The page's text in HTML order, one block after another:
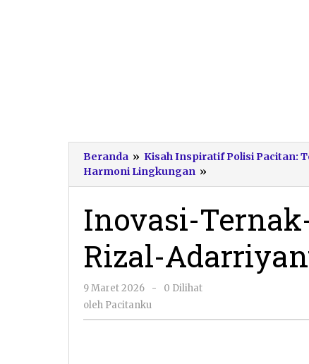
Beranda » Kisah Inspiratif Polisi Pacitan:
Harmoni Lingkungan »
Ternak-
Polisi-
Pacitan-
Adarriyanto
Inovasi-
Rizal-
9 Maret 2026
oleh
Pacitanku
-
0 Dilihat
oleh Pacitanku